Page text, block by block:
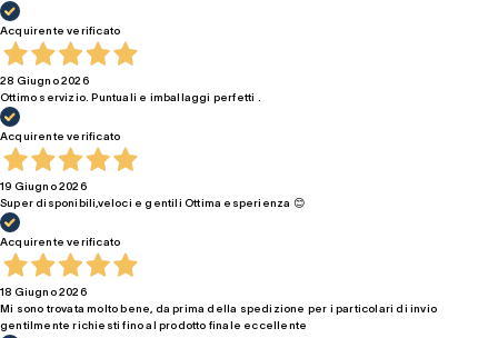
Acquirente verificato
28 Giugno 2026
Ottimo servizio. Puntuali e imballaggi perfetti .
Acquirente verificato
19 Giugno 2026
Super disponibili,veloci e gentili Ottima esperienza 😊
Acquirente verificato
18 Giugno 2026
Mi sono trovata molto bene, da prima della spedizione per i particolari di invio
gentilmente richiesti fino al prodotto finale eccellente